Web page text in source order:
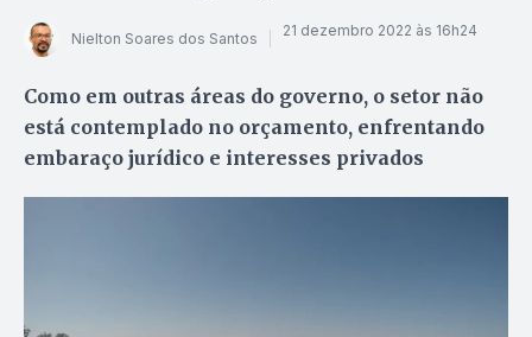
Nielton Soares dos Santos 21 dezembro 2022 às 16h24
Como em outras áreas do governo, o setor não
está contemplado no orçamento, enfrentando
embaraço jurídico e interesses privados